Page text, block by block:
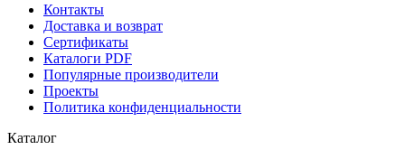
Контакты
Доставка и возврат
Сертификаты
Каталоги PDF
Популярные производители
Проекты
Политика конфиденциальности
Каталог